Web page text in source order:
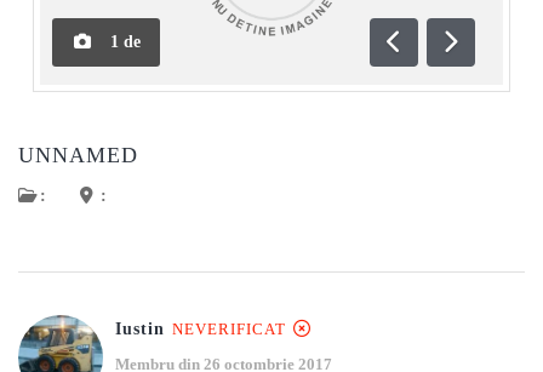
1 de
Anterioară
UNNAMED
: :
Iustin NEVERIFICAT
Membru din 26 octombrie 2017